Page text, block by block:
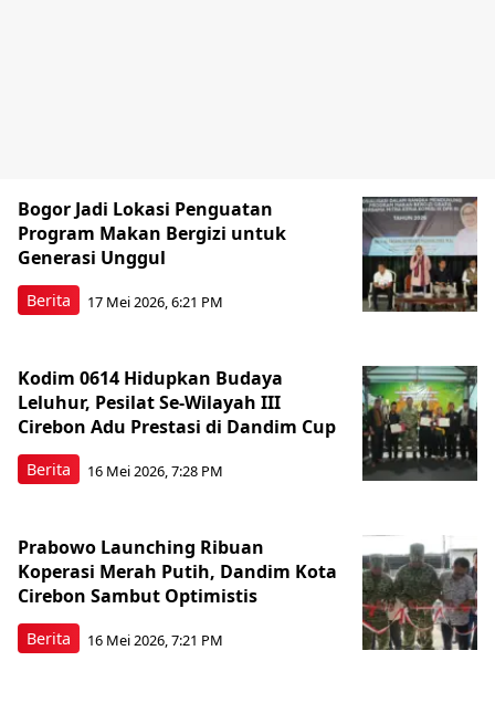
Berita
Bogor Jadi Lokasi Penguatan
Program Makan Bergizi untuk
Generasi Unggul
17 Mei 2026, 6:21 PM
Berita
Kodim 0614 Hidupkan Budaya
Leluhur, Pesilat Se-Wilayah III
Cirebon Adu Prestasi di Dandim Cup
16 Mei 2026, 7:28 PM
Berita
Prabowo Launching Ribuan
Koperasi Merah Putih, Dandim Kota
Cirebon Sambut Optimistis
16 Mei 2026, 7:21 PM